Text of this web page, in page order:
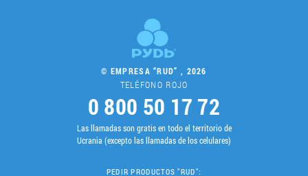
© EMPRESA “RUD” , 2026
TELÉFONO ROJO
0 800 50 17 72
Las llamadas son gratis en todo el territorio de
Ucrania (excepto las llamadas de los celulares)
PEDIR PRODUCTOS "RUD":